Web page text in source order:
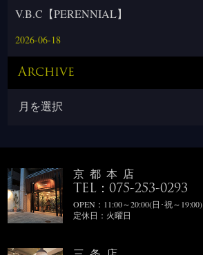
V.B.C【PERENNIAL】
2026-06-18
Archive
京都本店
TEL：075-253-0293
OPEN：11:00～20:00(日･祝～19:00)
定休日：火曜日